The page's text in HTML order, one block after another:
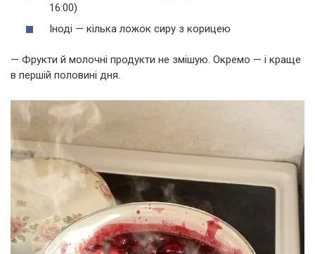
16:00)
Іноді — кілька ложок сиру з корицею
— Фрукти й молочні продукти не змішую. Окремо — і краще
в першій половині дня.